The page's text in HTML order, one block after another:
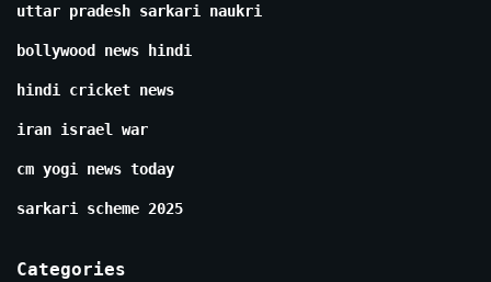
uttar pradesh sarkari naukri
bollywood news hindi
hindi cricket news
iran israel war
cm yogi news today
sarkari scheme 2025
Categories